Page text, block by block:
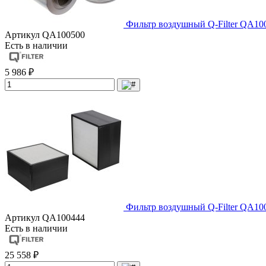
Фильтр воздушный Q-Filter
Артикул QA100500
Есть в наличии
5 986 ₽
Фильтр воздушный Q-Filter
Артикул QA100444
Есть в наличии
25 558 ₽